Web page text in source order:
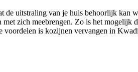
uitstraling van je huis behoorlijk kan
zich meebrengen. Zo is het mogelijk
is kozijnen vervangen in